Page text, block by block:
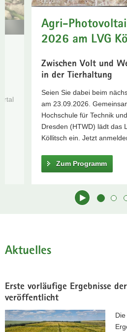
a
v
i
n
Trockenheit
Agri-
2026 am LVG
Zwischen Volt und
in der Tierhaltung
Seien Sie dabei beim
am 23.09.2026.
Hochschule für Technik
Dresden (HTWD) lädt das
Köllitsch ein. Jetzt
Zum Programm
© LfULG
Aktuelles
Erste vorläufige Ergebnisse
veröffentlicht